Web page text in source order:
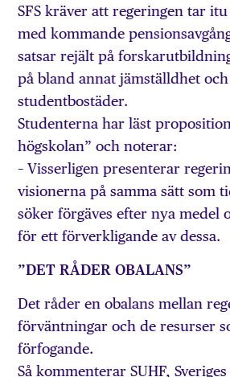
SFS kräver att regeringen tar
med kommande
satsar rejält på
på bland annat jämställdhet och
studentbostäder.
Studenterna har läst
högskolan” och noterar:
– Visserligen presenterar
visionerna på samma sätt som
söker förgäves efter nya medel
för ett förverkligande av dessa.
”DET RÅDER OBALANS”
Det råder en obalans mellan
förväntningar och de resurser
förfogande.
Så kommenterar SUHF,